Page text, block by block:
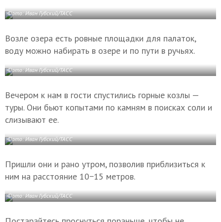
Фото: Иван Губский/ТАСС
Возле озера есть ровные площадки для палаток,
воду можно набирать в озере и по пути в ручьях.
Фото: Иван Губский/ТАСС
Вечером к нам в гости спустились горные козлы —
туры. Они бьют копытами по камням в поисках соли и
слизывают ее.
Фото: Иван Губский/ТАСС
Пришли они и рано утром, позволив приблизиться к
ним на расстояние 10−15 метров.
Фото: Иван Губский/ТАСС